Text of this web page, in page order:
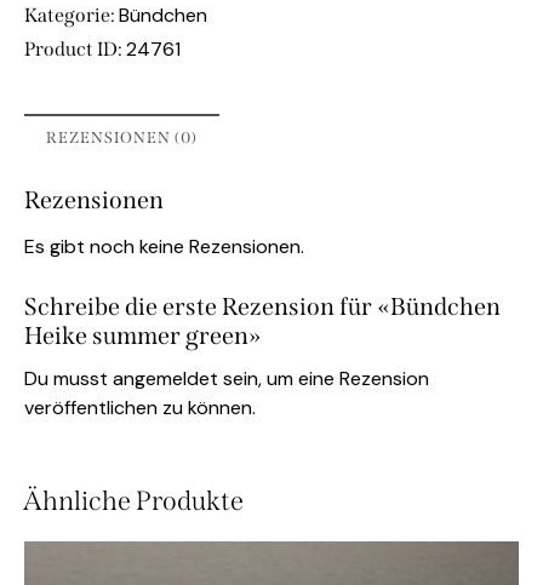
Kategorie: Bündchen
Product ID: 24761
REZENSIONEN (0)
Rezensionen
Es gibt noch keine Rezensionen.
Schreibe die erste Rezension für «Bündchen
Heike summer green»
Du musst angemeldet sein, um eine Rezension
veröffentlichen zu können.
Ähnliche Produkte